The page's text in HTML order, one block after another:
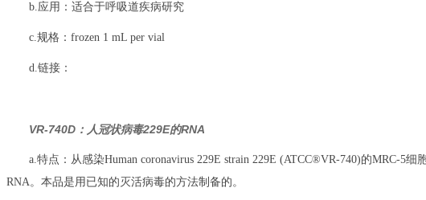
b.应用：适合于呼吸道疾病研究
c.规格：frozen 1 mL per vial
d.链接：
VR-740D：人冠状病毒229E的RNA
a.特点：从感染Human coronavirus 229E strain 229E (ATCC®VR-740)的MRC-5
RNA。本品是用已知的灭活病毒的方法制备的。